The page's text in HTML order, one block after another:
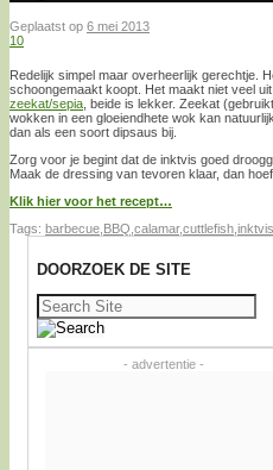
Geplaatst op 6 mei 2013
10
Redelijk simpel maar overheerlijk gerechtje.
schoongemaakt koopt. Het maakt niet veel
zeekat/sepia , beide is lekker. Zeekat
wokken in een gloeiendhete wok kan
dan als een soort dipsaus bij.
Zorg voor je begint dat de inktvis goed
Maak de dressing van tevoren klaar, dan
Klik hier voor het recept…
Tags: barbecue BBQ calamar,cuttlefish inktvis
DOORZOEK DE SITE
Zoeken
naar:
- advertentie -